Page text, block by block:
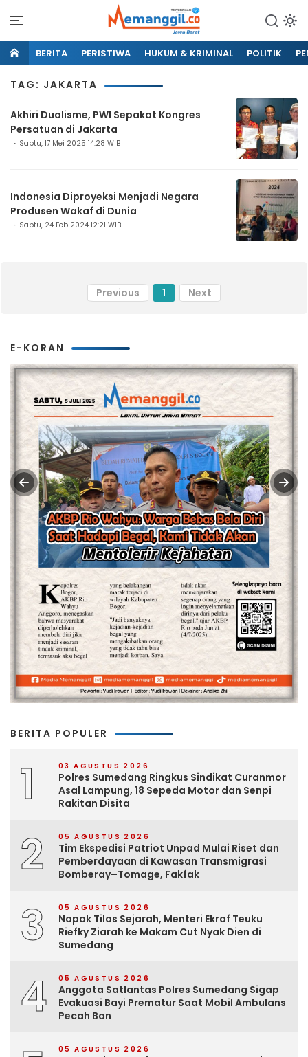
BERITA PERISTIWA HUKUM & KRIMINAL POLITIK
TAG: JAKARTA
Akhiri Dualisme, PWI Sepakat Kongres
Persatuan di Jakarta
Sabtu, 17 Mei 2025 14:28 WIB
Indonesia Diproyeksi Menjadi Negara
Produsen Wakaf di Dunia
Sabtu, 24 Feb 2024 12:21 WIB
Previous 1 Next
E-KORAN
BERITA POPULER
1 03 AGUSTUS 2026
Polres Sumedang Ringkus Sindikat Curanmor
Asal Lampung, 18 Sepeda Motor dan Senpi
Rakitan Disita
2 05 AGUSTUS 2026
Tim Ekspedisi Patriot Unpad Mulai Riset dan
Pemberdayaan di Kawasan Transmigrasi
Bomberay–Tomage, Fakfak
3 05 AGUSTUS 2026
Napak Tilas Sejarah, Menteri Ekraf Teuku
Riefky Ziarah ke Makam Cut Nyak Dien di
Sumedang
4 05 AGUSTUS 2026
Anggota Satlantas Polres Sumedang Sigap
Evakuasi Bayi Prematur Saat Mobil Ambulans
Pecah Ban
05 AGUSTUS 2026